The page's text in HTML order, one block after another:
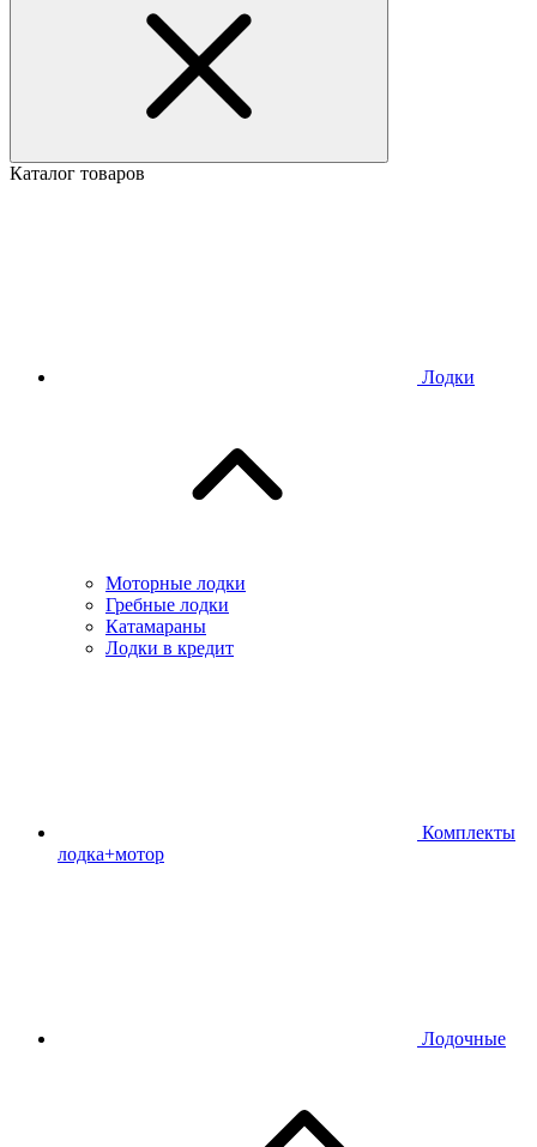
Каталог товаров
Лодки
Моторные лодки
Гребные лодки
Катамараны
Лодки в кредит
Комплекты
лодка+мотор
Лодочные